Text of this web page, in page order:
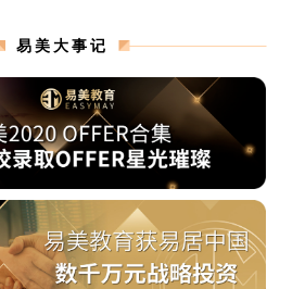
易美大事记